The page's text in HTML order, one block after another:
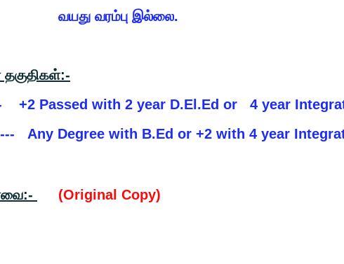
இல்லை.
Passed with 2 year D.El.Ed or 4 year
Degree with B.Ed or +2 with 4 year
(Original Copy)